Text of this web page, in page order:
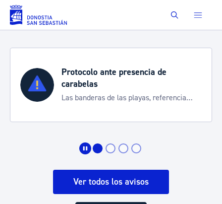
Saltar al contenido principal Buscar
Protocolo ante presencia de
carabelas
Las banderas de las playas, referencia
Ver todos los avisos